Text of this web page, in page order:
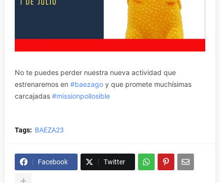
No te puedes perder nuestra nueva actividad que
estrenaremos en #baezago y que promete muchísimas
carcajadas #missionpollosible
Tags: BAEZA23
Facebook Twitter